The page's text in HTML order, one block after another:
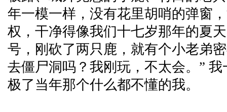
年一模一样，没有花里胡哨的弹窗
权，干净得像我们十七岁那年的夏
号，刚砍了两只鹿，就有个小老弟
去僵尸洞吗？我刚玩，不太会。”
极了当年那个什么都不懂的我。